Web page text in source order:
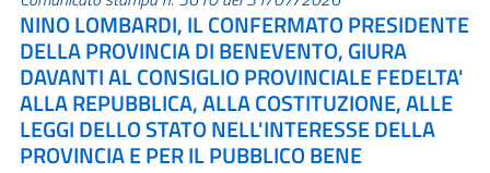
NINO LOMBARDI, IL CONFERMATO PRESIDENTE
DELLA PROVINCIA DI BENEVENTO, GIURA
DAVANTI AL CONSIGLIO PROVINCIALE FEDELTA'
ALLA REPUBBLICA, ALLA COSTITUZIONE, ALLE
LEGGI DELLO STATO NELL'INTERESSE DELLA
PROVINCIA E PER IL PUBBLICO BENE